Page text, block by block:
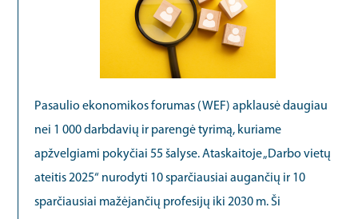
Pasaulio ekonomikos forumas (WEF) apklausė daugiau
nei 1 000 darbdavių ir parengė tyrimą, kuriame
apžvelgiami pokyčiai 55 šalyse. Ataskaitoje „Darbo vietų
ateitis 2025“ nurodyti 10 sparčiausiai augančių ir 10
sparčiausiai mažėjančių profesijų iki 2030 m. Ši